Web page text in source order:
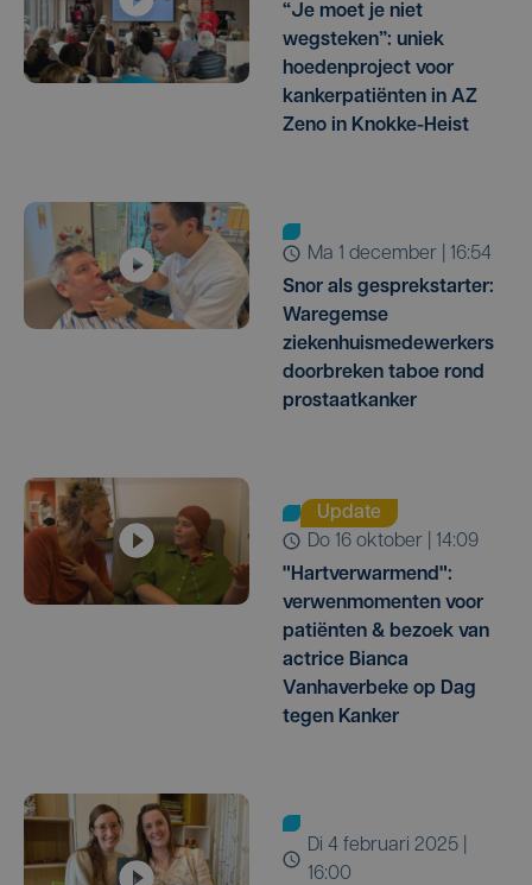
“Je moet je niet
wegsteken”: uniek
hoedenproject voor
kankerpatiënten in AZ
Zeno in Knokke-Heist
ma 1 december | 16:54
Snor als gesprekstarter:
Waregemse
ziekenhuismedewerkers
doorbreken taboe rond
prostaatkanker
Update
do 16 oktober | 14:09
"Hartverwarmend":
verwenmomenten voor
patiënten & bezoek van
actrice Bianca
Vanhaverbeke op Dag
tegen Kanker
di 4 februari 2025 |
16:00